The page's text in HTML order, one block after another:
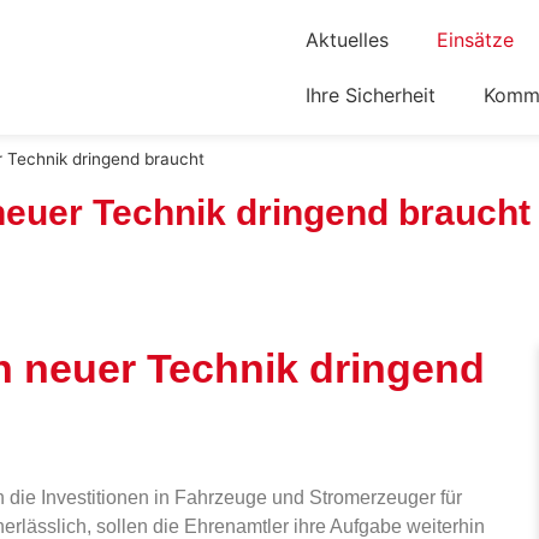
Aktuelles Einsätze
Ihre Sicherheit
Technik dringend braucht
Technik dringend braucht
neuer Technik dringend
Investitionen in Fahrzeuge und Stromerzeuger für
sollen die Ehrenamtler ihre Aufgabe weiterhin